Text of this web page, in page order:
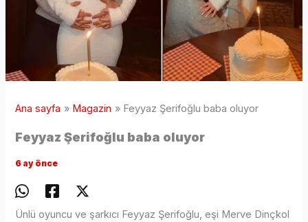
Ana sayfa Magazin Feyyaz Şerifoğlu baba oluyor
Feyyaz Şerifoğlu baba oluyor
6 ay önce
Ünlü oyuncu ve şarkıcı Feyyaz Şerifoğlu, eşi Merve Dinçkol